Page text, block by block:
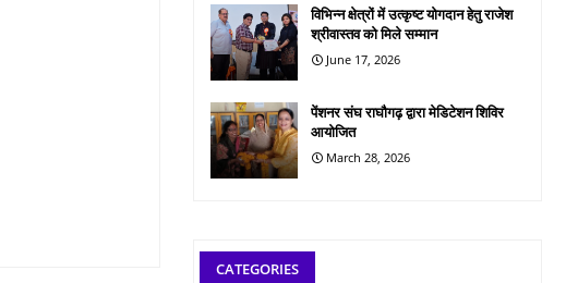
विभिन्न क्षेत्रों में उत्कृष्ट योगदान हेतु राजेश
श्रीवास्तव को मिले सम्मान
June 17, 2026
पेंशनर संघ राघौगढ़ द्वारा मेडिटेशन शिविर
आयोजित
March 28, 2026
CATEGORIES